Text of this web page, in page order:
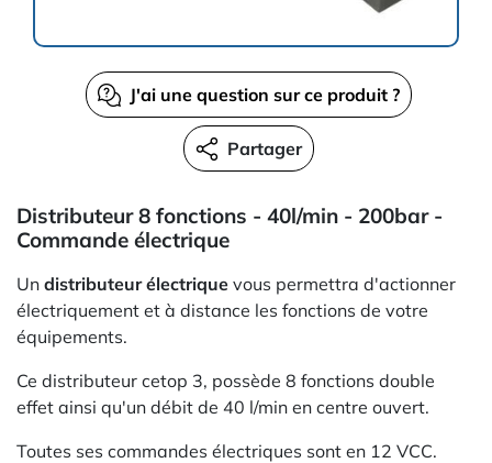
J'ai une question sur ce produit ?
Partager
Distributeur 8 fonctions - 40l/min - 200bar -
Commande électrique
Un distributeur électrique vous permettra d'actionner
électriquement et à distance les fonctions de votre
équipements.
Ce distributeur cetop 3, possède 8 fonctions double
effet ainsi qu'un débit de 40 l/min en centre ouvert.
Toutes ses commandes électriques sont en 12 VCC.